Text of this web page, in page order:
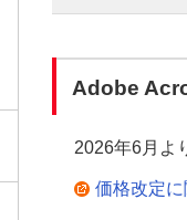
Adobe
2026年6月よ
価格改定に